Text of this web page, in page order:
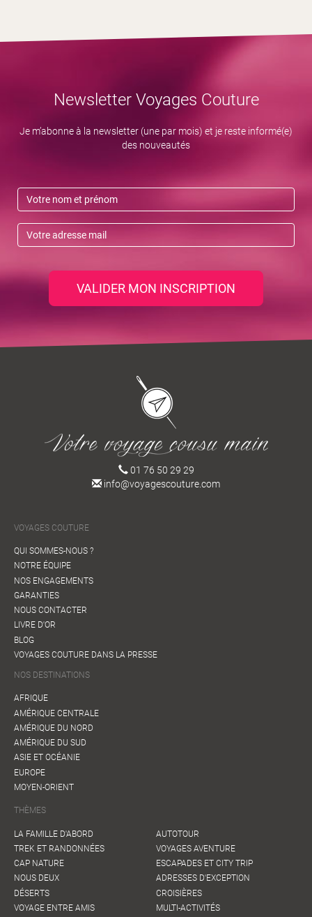
Newsletter Voyages Couture
Je m’abonne à la newsletter (une par mois) et je reste informé(e)
des nouveautés
VALIDER MON INSCRIPTION
01 76 50 29 29
info@voyagescouture.com
VOYAGES COUTURE
QUI SOMMES-NOUS ?
NOTRE ÉQUIPE
NOS ENGAGEMENTS
GARANTIES
NOUS CONTACTER
LIVRE D'OR
BLOG
VOYAGES COUTURE DANS LA PRESSE
NOS DESTINATIONS
AFRIQUE
AMÉRIQUE CENTRALE
AMÉRIQUE DU NORD
AMÉRIQUE DU SUD
ASIE ET OCÉANIE
EUROPE
MOYEN-ORIENT
THÈMES
LA FAMILLE D'ABORD
TREK ET RANDONNÉES
CAP NATURE
NOUS DEUX
DÉSERTS
VOYAGE ENTRE AMIS
AUTOTOUR
VOYAGES AVENTURE
ESCAPADES ET CITY TRIP
ADRESSES D'EXCEPTION
CROISIÈRES
MULTI-ACTIVITÉS